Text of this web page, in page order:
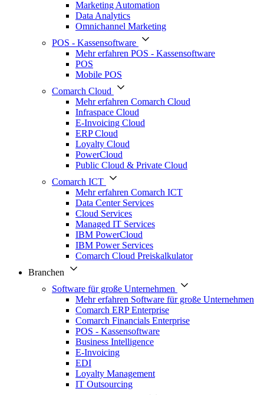
Marketing Automation
Data Analytics
Omnichannel Marketing
POS - Kassensoftware
Mehr erfahren POS - Kassensoftware
POS
Mobile POS
Comarch Cloud
Mehr erfahren Comarch Cloud
Infraspace Cloud
E-Invoicing Cloud
ERP Cloud
Loyalty Cloud
PowerCloud
Public Cloud & Private Cloud
Comarch ICT
Mehr erfahren Comarch ICT
Data Center Services
Cloud Services
Managed IT Services
IBM PowerCloud
IBM Power Services
Comarch Cloud Preiskalkulator
Branchen
Software für große Unternehmen
Mehr erfahren Software für große Unternehmen
Comarch ERP Enterprise
Comarch Financials Enterprise
POS - Kassensoftware
Business Intelligence
E-Invoicing
EDI
Loyalty Management
IT Outsourcing